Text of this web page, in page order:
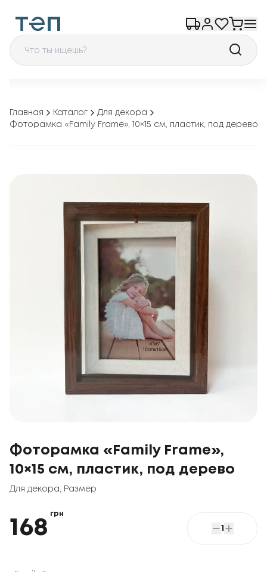
Главная Каталог
Для декора
Фоторамка «Family Frame», 10×15 см, пластик, под дерево
Фоторамка «Family Frame»,
10×15 см, пластик, под дерево
Для декора Размер
168
грн
1